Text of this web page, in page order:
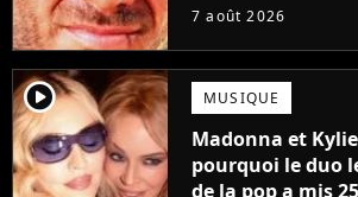
grands succès de
7 août 2026
player2 MUSIQUE
Madonna et
pourquoi le duo
de la pop a mis